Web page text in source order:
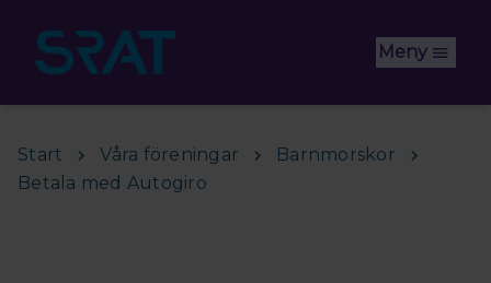
Meny
Start Våra föreningar
Barnmorskor
Betala med Autogiro